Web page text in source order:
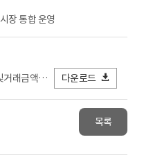
장 통합 운영
래소FIN.xlsx
다운로드
목록